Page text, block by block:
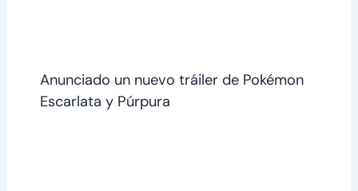
Anunciado un nuevo tráiler de Pokémon
Escarlata y Púrpura